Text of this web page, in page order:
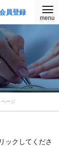
員登録
ページ
ックしてくださ